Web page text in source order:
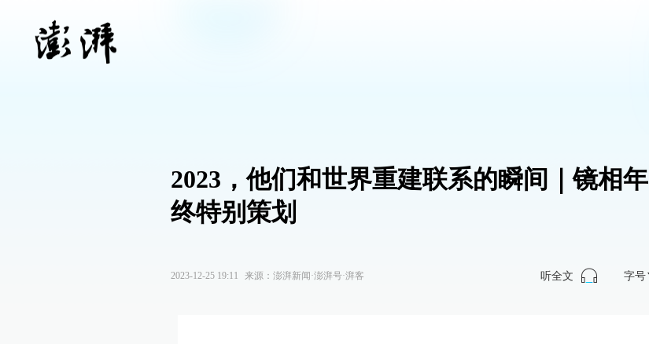
2023，他们和世界重建联系的瞬间｜镜相年
终特别策划
2023-12-25 19:11 来源： 澎湃新闻·澎湃号·湃客 听全文 字号